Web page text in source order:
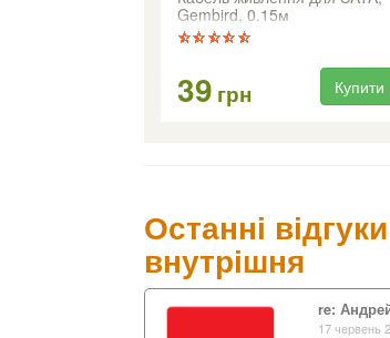
Gembird, 0.15м
39 грн Купити
Останні
внутрішня
re:
17 червень